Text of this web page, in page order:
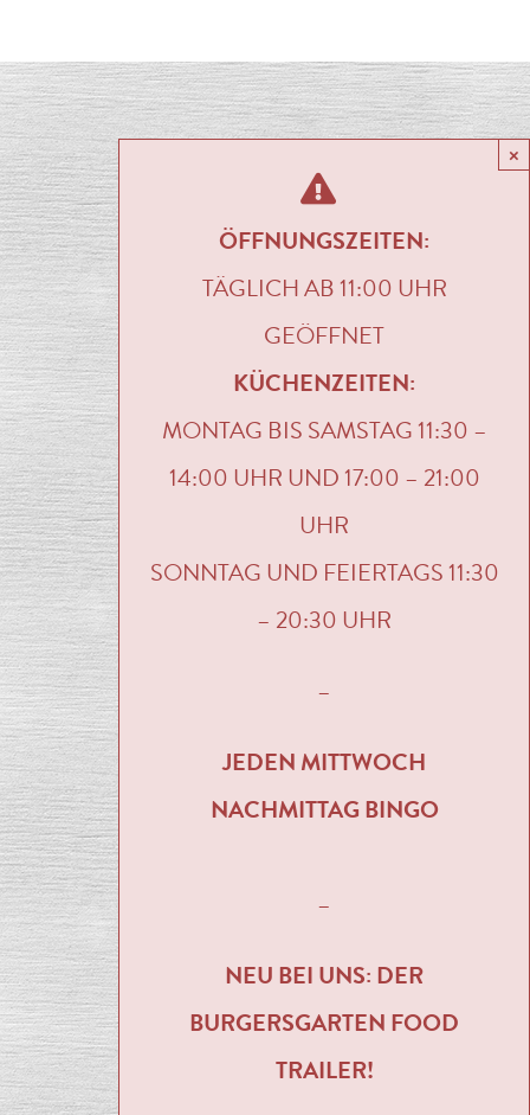
×
ÖFFNUNGSZEITEN:
TÄGLICH AB 11:00 UHR
GEÖFFNET
KÜCHENZEITEN:
MONTAG BIS SAMSTAG 11:30 –
14:00 UHR UND 17:00 – 21:00
UHR
SONNTAG UND FEIERTAGS 11:30
– 20:30 UHR
–
JEDEN MITTWOCH
NACHMITTAG BINGO
–
NEU BEI UNS: DER
BURGERSGARTEN FOOD
TRAILER!